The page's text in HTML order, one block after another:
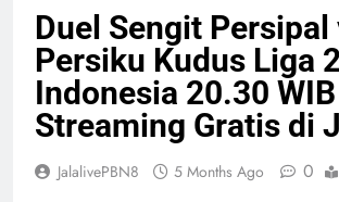
Duel Sengit Persipal
Persiku Kudus Liga 2
Indonesia 20.30 WIB
Streaming Gratis di
JalalivePBN8 5 Months Ago 0